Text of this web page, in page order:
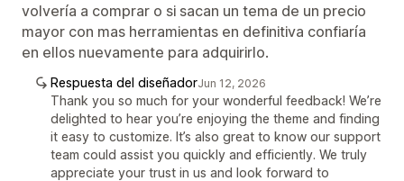
volvería a comprar o si sacan un tema de un precio
mayor con mas herramientas en definitiva confiaría
en ellos nuevamente para adquirirlo.
Respuesta del diseñadorJun 12, 2026
Thank you so much for your wonderful feedback! We’re
delighted to hear you’re enjoying the theme and finding
it easy to customize. It’s also great to know our support
team could assist you quickly and efficiently. We truly
appreciate your trust in us and look forward to